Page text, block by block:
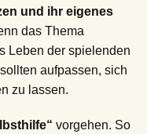
und ihr eigenes
das Thema
Leben der spielenden
aufpassen, sich
zu lassen.
vorgehen. So